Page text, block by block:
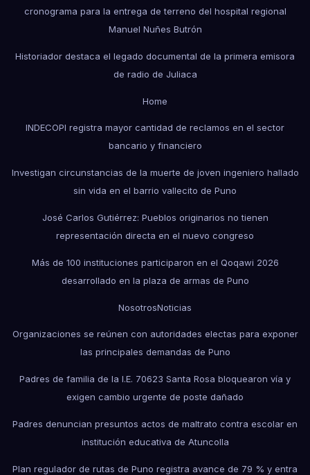
cronograma para la entrega de terreno del hospital regional
Manuel Nuñes Butrón
Historiador destaca el legado documental de la primera emisora
de radio de Juliaca
Home
INDECOPI registra mayor cantidad de reclamos en el sector
bancario y financiero
Investigan circunstancias de la muerte de joven ingeniero hallado
sin vida en el barrio vallecito de Puno
José Carlos Gutiérrez: Pueblos originarios no tienen
representación directa en el nuevo congreso
Más de 100 instituciones participaron en el Qoqawi 2026
desarrollado en la plaza de armas de Puno
NosotrosNoticias
Organizaciones se reúnen con autoridades electas para exponer
las principales demandas de Puno
Padres de familia de la I.E. 70623 Santa Rosa bloquearon vía y
exigen cambio urgente de poste dañado
Padres denuncian presuntos actos de maltrato contra escolar en
institución educativa de Atuncolla
Plan regulador de rutas de Puno registra avance de 79 % y entra